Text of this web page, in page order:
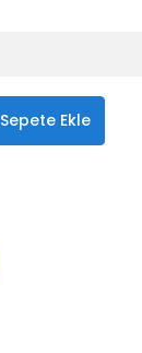
Sepete Ekle